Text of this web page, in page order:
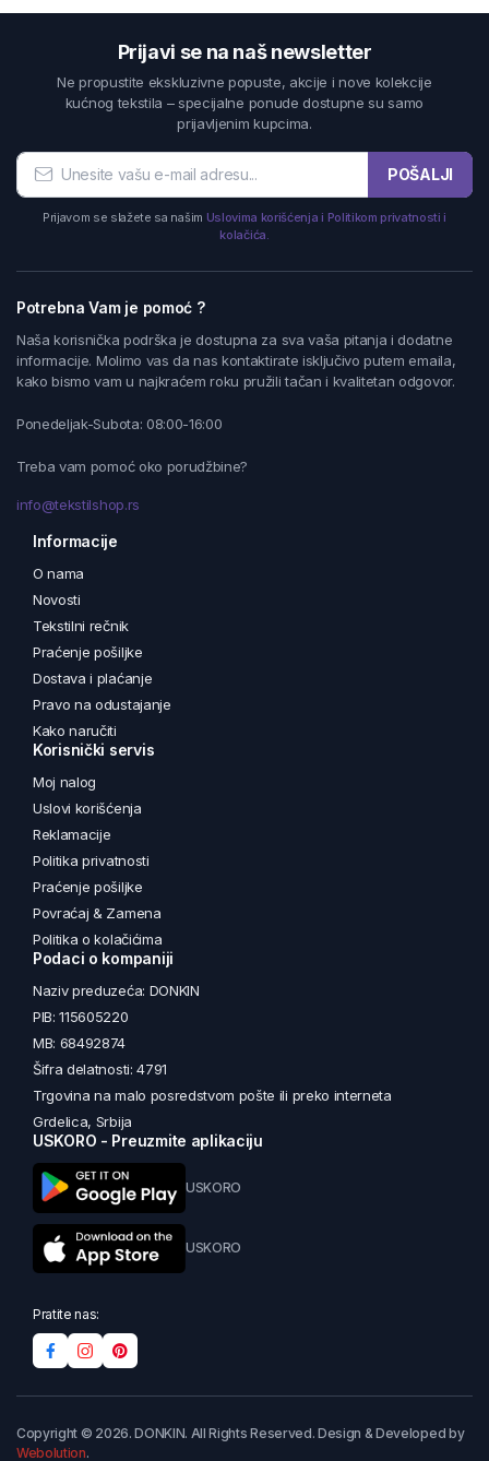
Prijavi se na naš newsletter
Ne propustite ekskluzivne popuste, akcije i nove kolekcije
kućnog tekstila – specijalne ponude dostupne su samo
prijavljenim kupcima.
POŠALJI
Prijavom se slažete sa našim Uslovima korišćenja i Politikom privatnosti i
kolačića.
Potrebna Vam je pomoć ?
Naša korisnička podrška je dostupna za sva vaša pitanja i dodatne
informacije. Molimo vas da nas kontaktirate isključivo putem emaila,
kako bismo vam u najkraćem roku pružili tačan i kvalitetan odgovor.
Ponedeljak-Subota: 08:00-16:00
Treba vam pomoć oko porudžbine?
info@tekstilshop.rs
Informacije
O nama
Novosti
Tekstilni rečnik
Praćenje pošiljke
Dostava i plaćanje
Pravo na odustajanje
Kako naručiti
Korisnički servis
Moj nalog
Uslovi korišćenja
Reklamacije
Politika privatnosti
Praćenje pošiljke
Povraćaj & Zamena
Politika o kolačićima
Podaci o kompaniji
Naziv preduzeća: DONKIN
PIB: 115605220
MB: 68492874
Šifra delatnosti: 4791
Trgovina na malo posredstvom pošte ili preko interneta
Grdelica, Srbija
USKORO - Preuzmite aplikaciju
USKORO
USKORO
Pratite nas:
Copyright © 2026. DONKIN. All Rights Reserved. Design & Developed by
Webolution.